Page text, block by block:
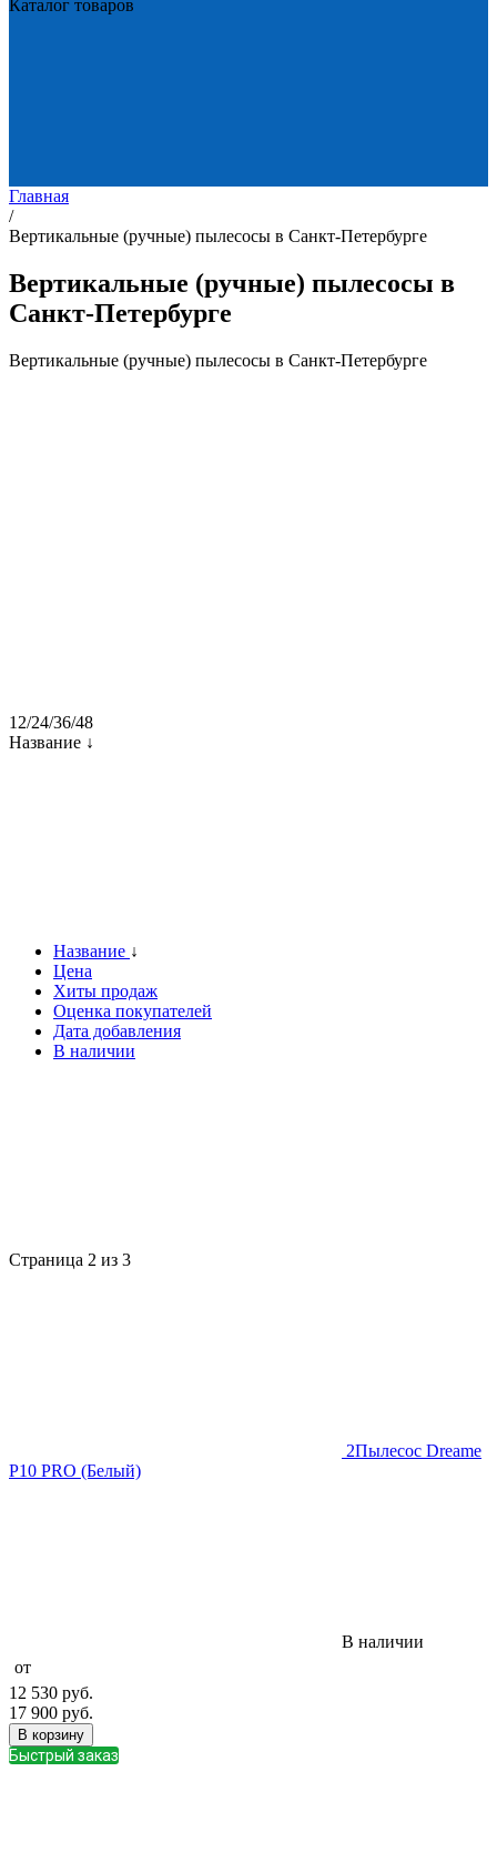
Каталог товаров
Главная
/
Вертикальные (ручные) пылесосы в Санкт-Петербурге
Вертикальные (ручные) пылесосы в
Санкт-Петербурге
Вертикальные (ручные) пылесосы в Санкт-Петербурге
12/24/36/48
Название ↓
Название ↓
Цена
Хиты продаж
Оценка покупателей
Дата добавления
В наличии
Страница 2 из 3
2Пылесос Dreame
P10 PRO (Белый)
В наличии
от
12 530 руб.
17 900 руб.
В корзину
Быстрый заказ